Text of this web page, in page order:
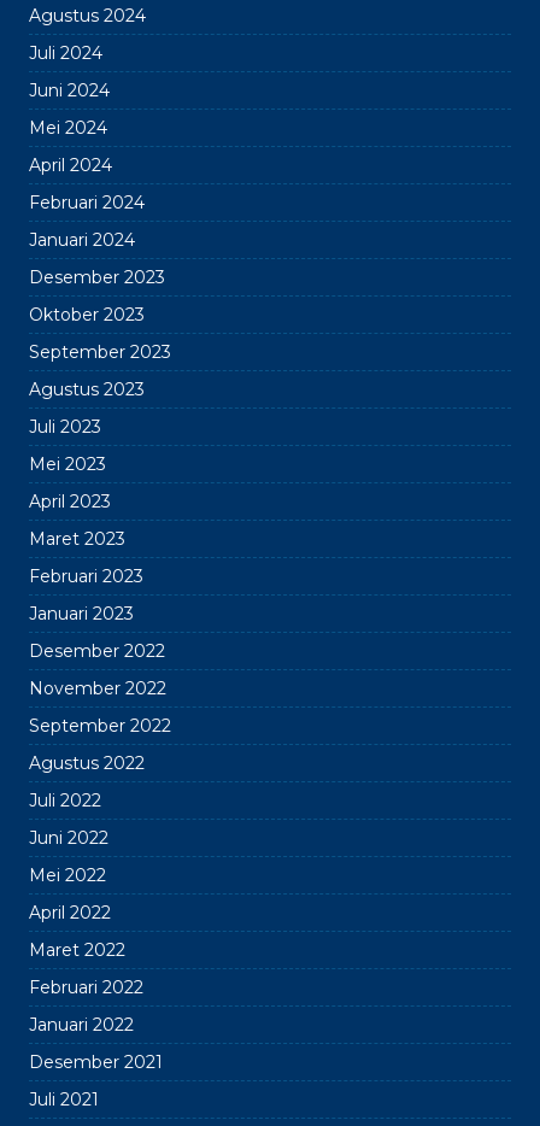
Agustus 2024
Juli 2024
Juni 2024
Mei 2024
April 2024
Februari 2024
Januari 2024
Desember 2023
Oktober 2023
September 2023
Agustus 2023
Juli 2023
Mei 2023
April 2023
Maret 2023
Februari 2023
Januari 2023
Desember 2022
November 2022
September 2022
Agustus 2022
Juli 2022
Juni 2022
Mei 2022
April 2022
Maret 2022
Februari 2022
Januari 2022
Desember 2021
Juli 2021